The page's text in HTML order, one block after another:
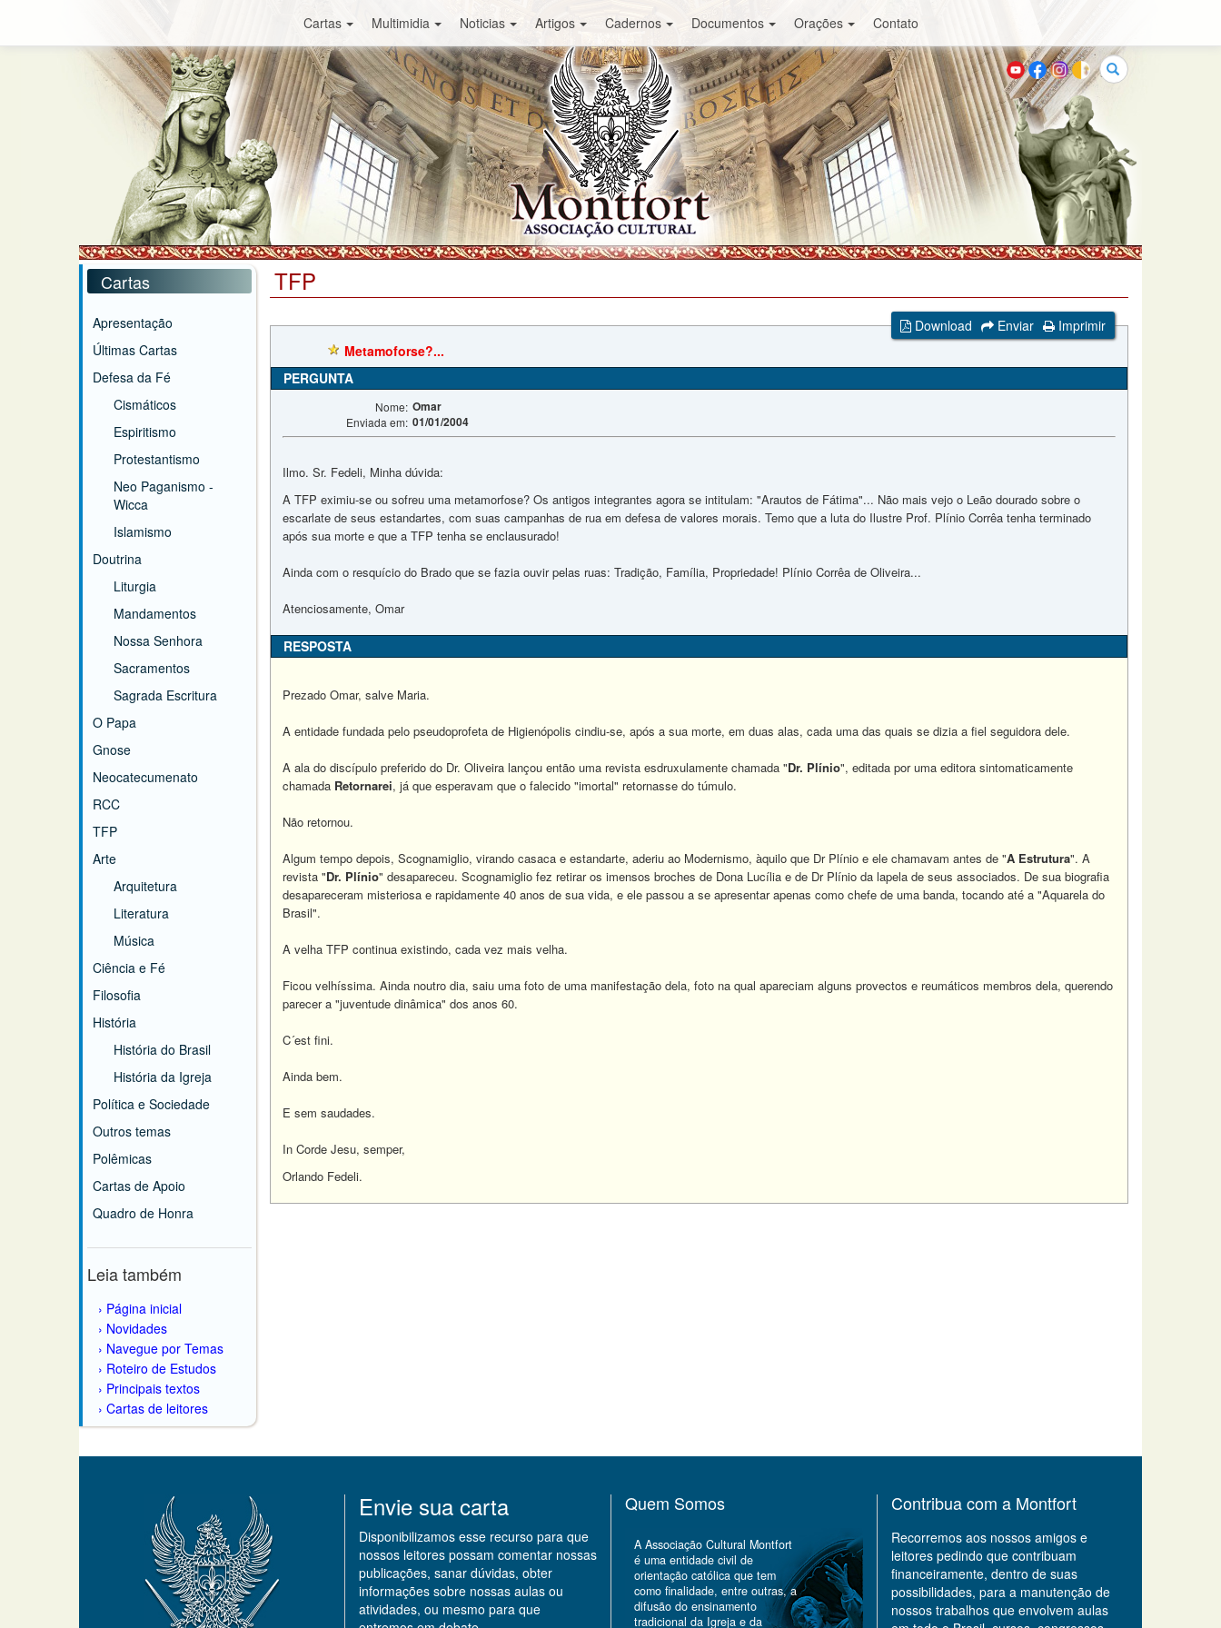
Cartas Multimidia Noticias Artigos Cadernos Documentos Orações Contato
Buscar
Cartas
Apresentação
Últimas Cartas
Defesa da Fé
Cismáticos
Espiritismo
Protestantismo
Neo Paganismo -
Wicca
Islamismo
Doutrina
Liturgia
Mandamentos
Nossa Senhora
Sacramentos
Sagrada Escritura
O Papa
Gnose
Neocatecumenato
RCC
TFP
Arte
Arquitetura
Literatura
Música
Ciência e Fé
Filosofia
História
História do Brasil
História da Igreja
Política e Sociedade
Outros temas
Polêmicas
Cartas de Apoio
Quadro de Honra
Leia também
Página inicial
Novidades
Navegue por Temas
Roteiro de Estudos
Principais textos
Cartas de leitores
TFP
Download Enviar
Imprimir
Metamoforse?...
PERGUNTA
Nome: Omar
Enviada em: 01/01/2004
Ilmo. Sr. Fedeli, Minha dúvida:
A TFP eximiu-se ou sofreu uma metamorfose? Os antigos integrantes agora se intitulam: "Arautos de Fátima"... Não mais vejo o Leão dourado sobre o
escarlate de seus estandartes, com suas campanhas de rua em defesa de valores morais. Temo que a luta do Ilustre Prof. Plínio Corrêa tenha terminado
após sua morte e que a TFP tenha se enclausurado!
Ainda com o resquício do Brado que se fazia ouvir pelas ruas: Tradição, Família, Propriedade! Plínio Corrêa de Oliveira...
Atenciosamente, Omar
RESPOSTA
Prezado Omar, salve Maria.
A entidade fundada pelo pseudoprofeta de Higienópolis cindiu-se, após a sua morte, em duas alas, cada uma das quais se dizia a fiel seguidora dele.
A ala do discípulo preferido do Dr. Oliveira lançou então uma revista esdruxulamente chamada "Dr. Plínio", editada por uma editora sintomaticamente
chamada Retornarei, já que esperavam que o falecido "imortal" retornasse do túmulo.
Não retornou.
Algum tempo depois, Scognamiglio, virando casaca e estandarte, aderiu ao Modernismo, àquilo que Dr Plínio e ele chamavam antes de "A Estrutura". A
revista "Dr. Plínio" desapareceu. Scognamiglio fez retirar os imensos broches de Dona Lucília e de Dr Plínio da lapela de seus associados. De sua biografia
desapareceram misteriosa e rapidamente 40 anos de sua vida, e ele passou a se apresentar apenas como chefe de uma banda, tocando até a "Aquarela do
Brasil".
A velha TFP continua existindo, cada vez mais velha.
Ficou velhíssima. Ainda noutro dia, saiu uma foto de uma manifestação dela, foto na qual apareciam alguns provectos e reumáticos membros dela, querendo
parecer a "juventude dinâmica" dos anos 60.
C´est fini.
Ainda bem.
E sem saudades.
In Corde Jesu, semper,
Orlando Fedeli.
Envie sua carta
Disponibilizamos esse recurso para que
nossos leitores possam comentar nossas
publicações, sanar dúvidas, obter
informações sobre nossas aulas ou
atividades, ou mesmo para que
Quem Somos
A Associação Cultural Montfort
é uma entidade civil de
orientação católica que tem
como finalidade, entre outras, a
difusão do ensinamento
tradicional da Igreja e da
Contribua com a Montfort
Recorremos aos nossos amigos e
leitores pedindo que contribuam
financeiramente, dentro de suas
possibilidades, para a manutenção de
nossos trabalhos que envolvem aulas